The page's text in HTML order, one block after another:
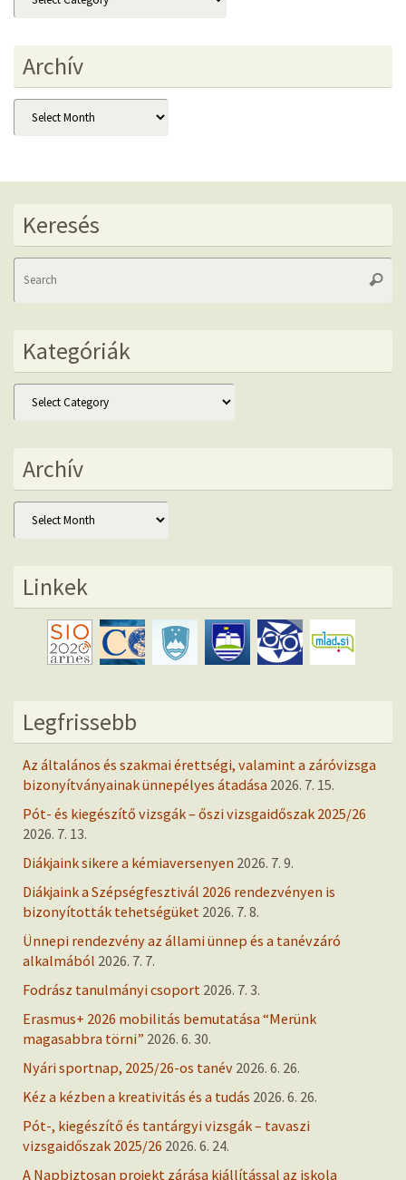
Archív
Archív
Keresés
Kategóriák
Kategóriák
Archív
Archív
Linkek
Legfrissebb
Az általános és szakmai érettségi, valamint a záróvizsga
bizonyítványainak ünnepélyes átadása 2026. 7. 15.
Pót- és kiegészítő vizsgák – őszi vizsgaidőszak 2025/26
2026. 7. 13.
Diákjaink sikere a kémiaversenyen 2026. 7. 9.
Diákjaink a Szépségfesztivál 2026 rendezvényen is
bizonyították tehetségüket 2026. 7. 8.
Ünnepi rendezvény az állami ünnep és a tanévzáró
alkalmából 2026. 7. 7.
Fodrász tanulmányi csoport 2026. 7. 3.
Erasmus+ 2026 mobilitás bemutatása “Merünk
magasabbra törni” 2026. 6. 30.
Nyári sportnap, 2025/26-os tanév 2026. 6. 26.
Kéz a kézben a kreativitás és a tudás 2026. 6. 26.
Pót-, kiegészítő és tantárgyi vizsgák – tavaszi
vizsgaidőszak 2025/26 2026. 6. 24.
A Napbiztosan projekt zárása kiállítással az iskola